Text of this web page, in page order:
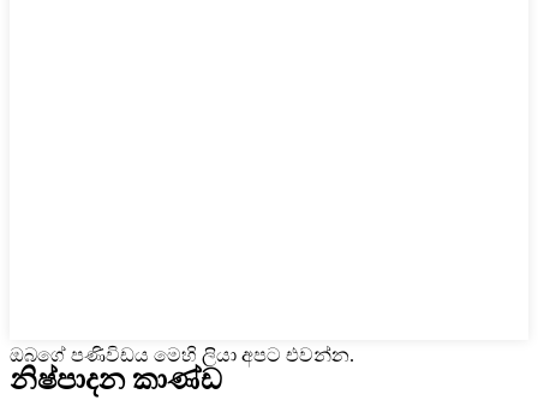
ඔබගේ පණිවිඩය මෙහි ලියා අපට එවන්න.
නිෂ්පාදන කාණ්ඩ